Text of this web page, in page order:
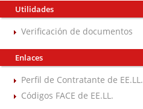
Utilidades
Verificación de documentos
Enlaces
Perfil de Contratante de EE.LL.
Códigos FACE de EE.LL.